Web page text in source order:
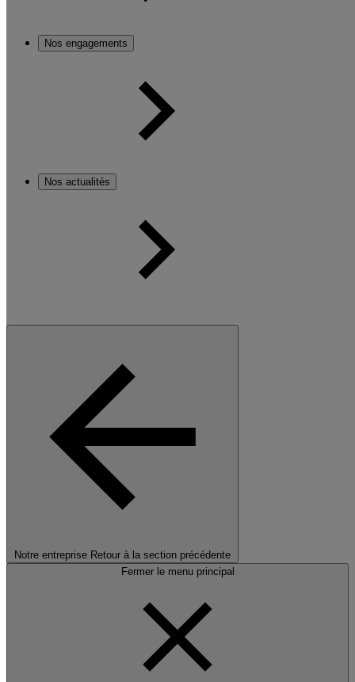
Nos engagements
Nos actualités
Notre entreprise Retour à la section précédente
Fermer le menu principal